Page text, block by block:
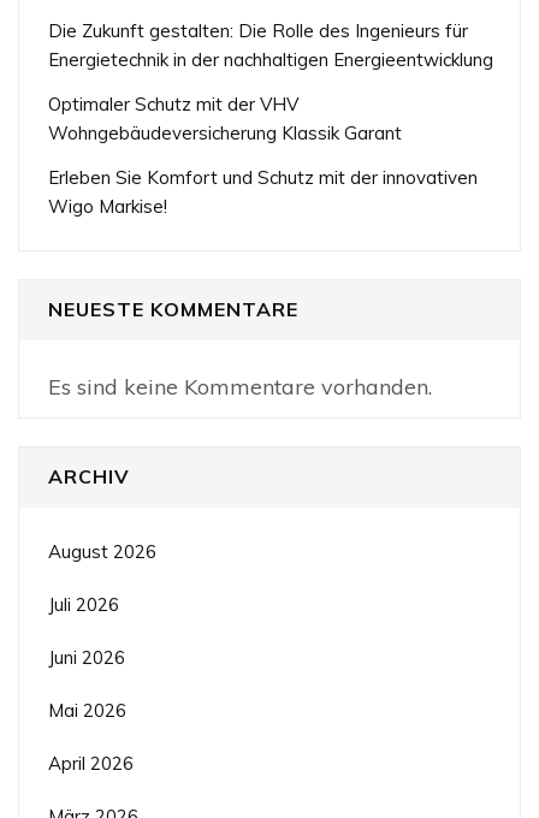
Die Zukunft gestalten: Die Rolle des Ingenieurs für
Energietechnik in der nachhaltigen Energieentwicklung
Optimaler Schutz mit der VHV
Wohngebäudeversicherung Klassik Garant
Erleben Sie Komfort und Schutz mit der innovativen
Wigo Markise!
NEUESTE KOMMENTARE
Es sind keine Kommentare vorhanden.
ARCHIV
August 2026
Juli 2026
Juni 2026
Mai 2026
April 2026